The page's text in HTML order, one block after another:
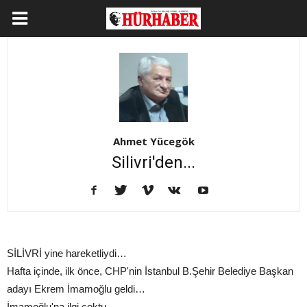
Ahmet Yücegök
Silivri'den...
SİLİVRİ yine hareketliydi…
Hafta içinde, ilk önce, CHP'nin İstanbul B.Şehir Belediye Başkan
adayı Ekrem İmamoğlu geldi…